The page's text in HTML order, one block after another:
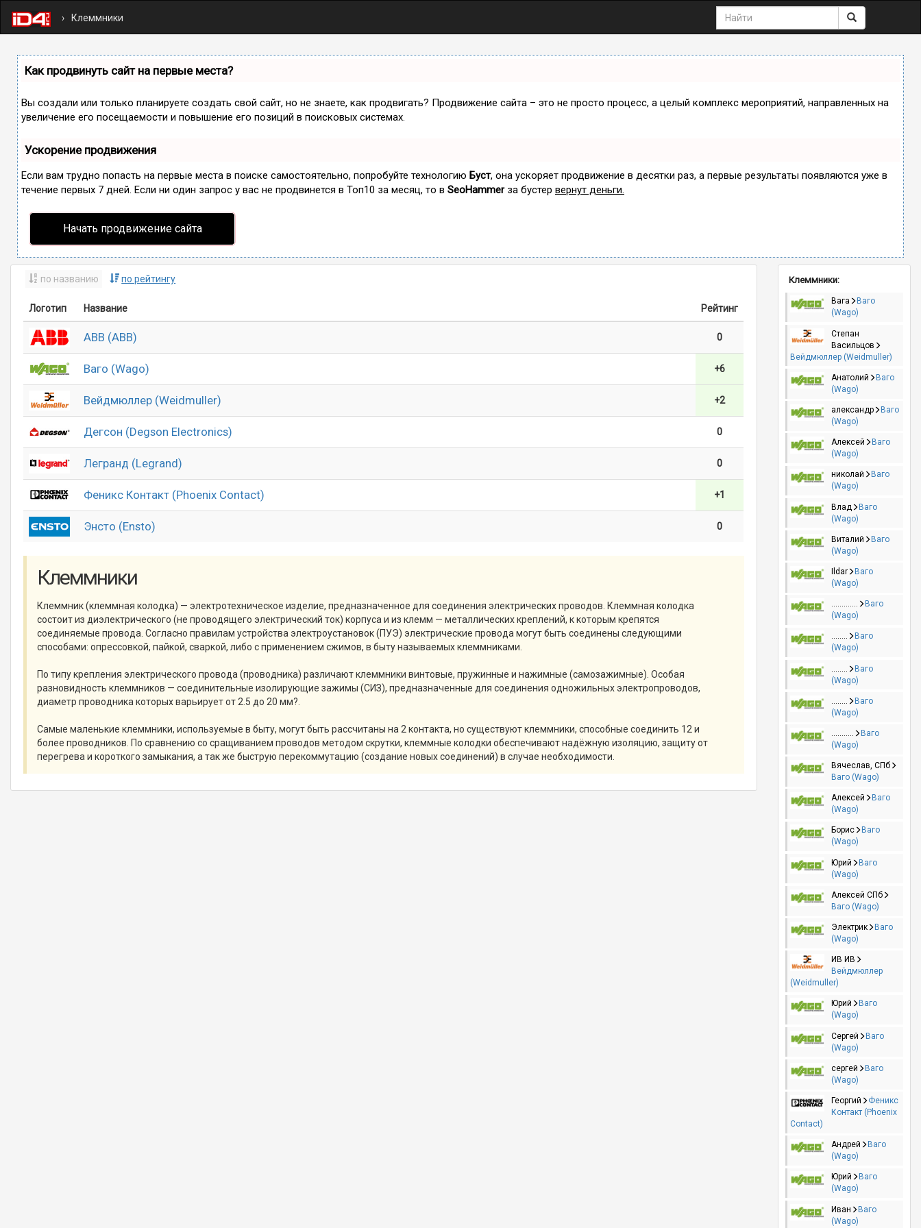
Клеммники
Как продвинуть сайт на первые места?
Вы создали или только планируете создать свой сайт, но не знаете, как продвигать? Продвижение сайта – это не просто процесс, а целый комплекс мероприятий, направленных на
увеличение его посещаемости и повышение его позиций в поисковых системах.
Ускорение продвижения
Если вам трудно попасть на первые места в поиске самостоятельно, попробуйте технологию Буст, она ускоряет продвижение в десятки раз, а первые результаты появляются уже в
течение первых 7 дней. Если ни один запрос у вас не продвинется в Топ10 за месяц, то в SeoHammerза бустер вернут деньги.
Начать продвижение сайта
по названию по рейтингу
Логотип Название Рейтинг
АВВ (ABB) 0
Ваго (Wago) +6
Вейдмюллер (Weidmuller) +2
Дегсон (Degson Electronics) 0
Легранд (Legrand) 0
Феникс Контакт (Phoenix Contact) +1
Энсто (Ensto) 0
Клеммники
Клеммник (клеммная колодка) — электротехническое изделие, предназначенное для соединения электрических проводов. Клеммная колодка
состоит из диэлектрического (не проводящего электрический ток) корпуса и из клемм — металлических креплений, к которым крепятся
соединяемые провода. Согласно правилам устройства электроустановок (ПУЭ) электрические провода могут быть соединены следующими
способами: опрессовкой, пайкой, сваркой, либо с применением сжимов, в быту называемых клеммниками.
По типу крепления электрического провода (проводника) различают клеммники винтовые, пружинные и нажимные (самозажимные). Особая
разновидность клеммников — соединительные изолирующие зажимы (СИЗ), предназначенные для соединения одножильных электропроводов,
диаметр проводника которых варьирует от 2.5 до 20 мм?.
Самые маленькие клеммники, используемые в быту, могут быть рассчитаны на 2 контакта, но существуют клеммники, способные соединить 12 и
более проводников. По сравнению со сращиванием проводов методом скрутки, клеммные колодки обеспечивают надёжную изоляцию, защиту от
перегрева и короткого замыкания, а так же быструю перекоммутацию (создание новых соединений) в случае необходимости.
Клеммники:
Вага
Ваго
(Wago)
Степан
Васильцов
Вейдмюллер (Weidmuller)
Анатолий
Ваго
(Wago)
александр
Ваго
(Wago)
Алексей
Ваго
(Wago)
николай
Ваго
(Wago)
Влад
Ваго
(Wago)
Виталий
Ваго
(Wago)
Ildar
Ваго
(Wago)
.............
Ваго
(Wago)
........
Ваго
(Wago)
Ваго
(Wago)
Ваго
(Wago)
...........
Ваго
(Wago)
Вячеслав, СПб
Ваго (Wago)
Алексей
Ваго
(Wago)
Борис
Ваго
(Wago)
Юрий
Ваго
(Wago)
Алексей СПб
Ваго (Wago)
Электрик
Ваго
(Wago)
ИВ ИВ
Вейдмюллер
(Weidmuller)
Юрий
Ваго
(Wago)
Сергей
Ваго
(Wago)
сергей
Ваго
(Wago)
Георгий
Феникс
Контакт (Phoenix
Contact)
Андрей
Ваго
(Wago)
Юрий
Ваго
(Wago)
Иван
Ваго
(Wago)